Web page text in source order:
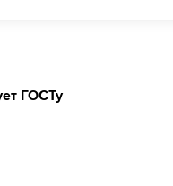
ГОСТу